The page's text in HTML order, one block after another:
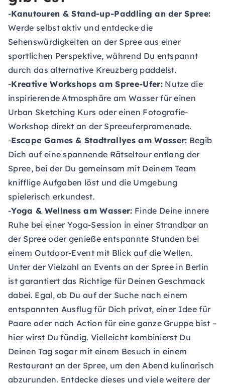
-Kanutouren & Stand-up-Paddling an der Spree:
Werde selbst aktiv und entdecke die
Sehenswürdigkeiten an der Spree aus einer
sportlichen Perspektive, während Du entspannt
durch das alternative Kreuzberg paddelst.
-Kreative Workshops am Spree-Ufer:Nutze die
inspirierende Atmosphäre am Wasser für einen
Urban Sketching Kurs oder einen Fotografie-
Workshop direkt an der Spreeuferpromenade.
-Escape Games & Stadtrallyes am Wasser: Begib
Dich auf eine spannende Rätseltour entlang der
Spree, bei der Du gemeinsam mit Deinem Team
knifflige Aufgaben löst und die Umgebung
spielerisch erkundest.
-Yoga & Wellness am Wasser: Finde Deine innere
Ruhe bei einer Yoga-Session in einer Strandbar an
der Spree oder genieße entspannte Stunden bei
einem Outdoor-Event mit Blick auf die Wellen.
Unter der Vielzahl an Events an der Spree in Berlin
ist garantiert das Richtige für Deinen Geschmack
dabei. Egal, ob Du auf der Suche nach einem
entspannten Ausflug für Dich privat, einer Idee für
Paare oder nach Action für eine ganze Gruppe bist –
hier wirst Du fündig. Vielleicht kombinierst Du
Deinen Tag sogar mit einem Besuch in einem
Restaurant an der Spree, um den Abend kulinarisch
abzurunden. Entdecke dieses und viele weitere der